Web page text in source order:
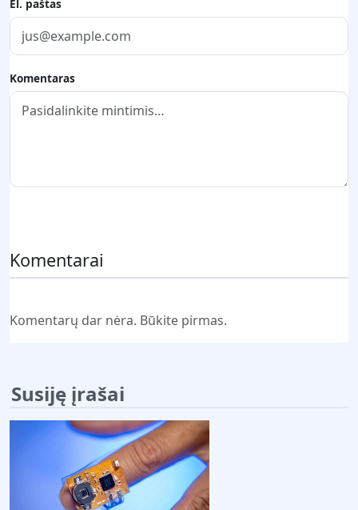
El. paštas
Komentaras
Komentarai
Komentarų dar nėra. Būkite pirmas.
Susiję įrašai